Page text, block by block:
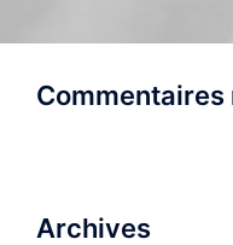
Archives